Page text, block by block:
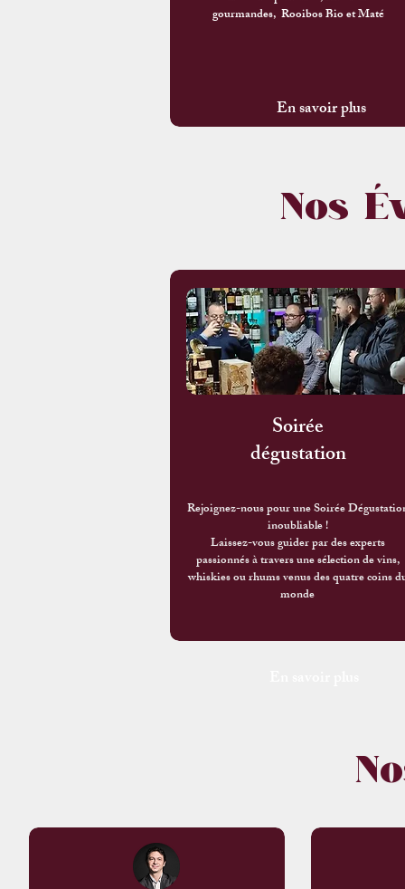
En savoir plus
gourmandes, Rooibos Bio et Maté
Nos
Rejoignez-nous pour une Soirée
inoubliable !
Laissez-vous guider par des experts
passionnés à travers une sélection de vins,
whiskies ou rhums venus des quatre coins
monde
Soirée
dégustation